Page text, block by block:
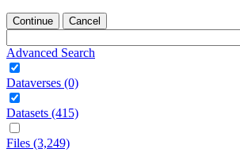
Continue Cancel
Advanced Search
Dataverses (0)
Datasets (415)
Files (3,249)